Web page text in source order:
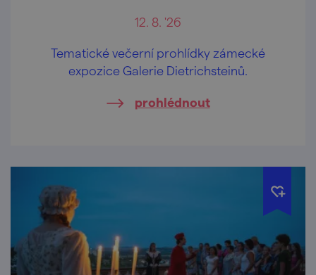
12. 8. '26
Tematické večerní prohlídky zámecké
expozice Galerie Dietrichsteinů.
prohlédnout